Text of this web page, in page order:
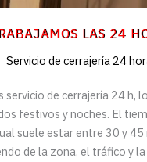
LAS 24
Servicio de cerrajería 24
servicio de cerrajería 24 h,
festivos y noches. El
suele estar entre 30 y 45
de la zona, el tráfico y